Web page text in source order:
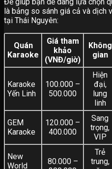
là bảng so sánh giá cả và dịch
tại Thái Nguyên:
Quán
Karaoke
Giá tham
khảo
(VNĐ/giờ)
Không
gian
Karaoke
Yến Linh
100.000 –
500.000
Hiện
đại,
lung
linh
GEM
Karaoke
120.000 –
400.000
Sang
trọng,
VIP
New
World
80.000 –
Trẻ
trung,